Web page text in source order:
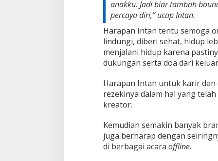
anakku. Jadi biar tambah
percaya diri,”ucap Intan.
Harapan Intan tentu semoga
lindungi, diberi sehat, hidup
menjalani hidup karena
dukungan serta doa dari
Harapan Intan untuk karir dan
rezekinya dalam hal yang
kreator.
Kemudian semakin banyak
juga berharap dengan
di berbagai acara offline.